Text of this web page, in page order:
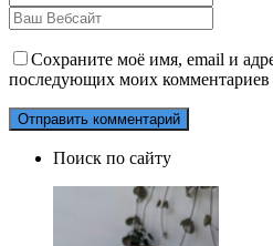
Сохраните моё имя, email и
последующих моих комментариев
Поиск по сайту